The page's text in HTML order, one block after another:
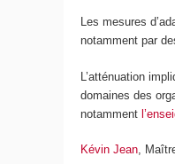
Les mesures
notamment par
L’atténuation
domaines des
notamment
Kévin Jean,